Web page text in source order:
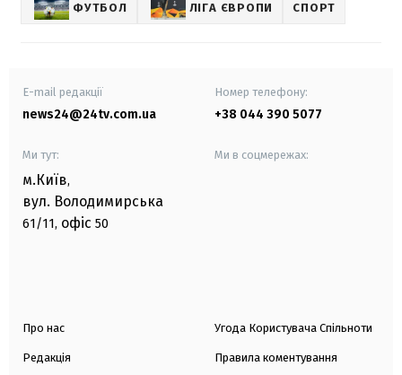
ФУТБОЛ ЛІГА ЄВРОПИ СПОРТ
E-mail редакції
news24@24tv.com.ua
Номер телефону:
+38 044 390 5077
Ми тут:
м.Київ,
вул. Володимирська
61/11, офіс 50
Ми в соцмережах:
Про нас
Редакція
Угода Користувача Спільноти
Правила коментування